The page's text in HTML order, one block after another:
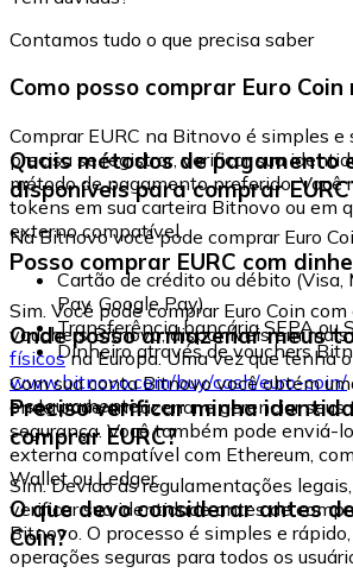
Contamos tudo o que precisa saber
Como posso comprar Euro Coin
Comprar EURC na Bitnovo é simples e
precisa se registrar, verificar sua
método de pagamento preferido. Você
tokens em sua carteira Bitnovo ou em
externo compatível.
Quais métodos de pagamento
disponíveis para comprar
Na Bitnovo você pode comprar Euro
Cartão de crédito ou débito (Visa,
Pay, Google Pay)
Transferência bancária SEPA ou
Dinheiro através de vouchers
Posso comprar EURC com
Sim. Você pode comprar Euro Coin
vouchers Bitnovo, disponíveis em
físicosna Europa. Uma vez que tenha
www.bitnovo.com/buy/cash/euro-coin/
e seguramente.
Onde posso armazenar meus
Com sua conta Bitnovo você obtém
onde pode armazenar e gerenciar seus
segurança. Você também pode enviá-
externa compatível com Ethereum,
Wallet ou Ledger.
Preciso verificar minha
comprar EURC?
Sim. Devido às regulamentações
verificar sua identidade antes de
Bitnovo. O processo é simples e
operações seguras para todos os
O que devo considerar antes
Coin?